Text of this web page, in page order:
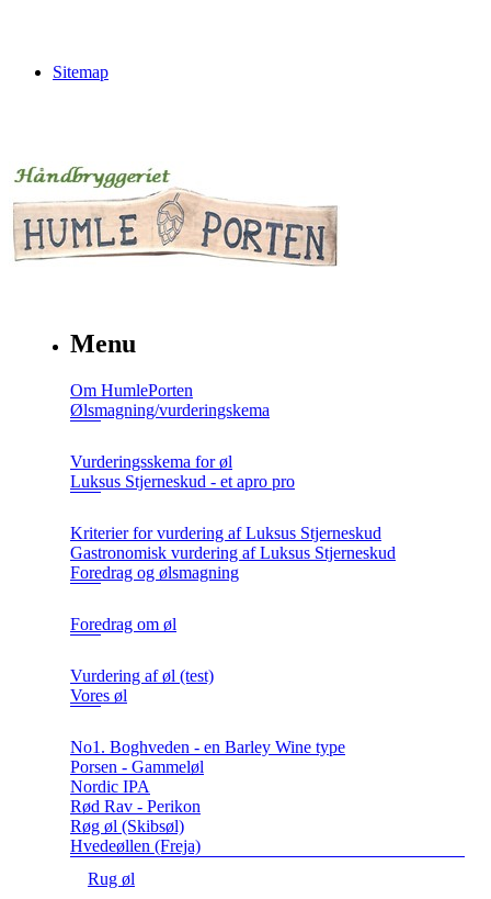
Sitemap
Menu
Om HumlePorten
Ølsmagning/vurderingskema
Vurderingsskema for øl
Luksus Stjerneskud - et apro pro
Kriterier for vurdering af Luksus Stjerneskud
Gastronomisk vurdering af Luksus Stjerneskud
Foredrag og ølsmagning
Foredrag om øl
Vurdering af øl (test)
Vores øl
No1. Boghveden - en Barley Wine type
Porsen - Gammeløl
Nordic IPA
Rød Rav - Perikon
Røg øl (Skibsøl)
Hvedeøllen (Freja)
Rug øl